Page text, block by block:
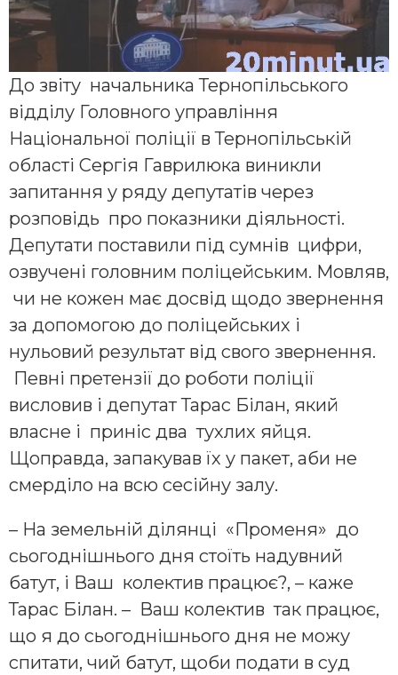
До звіту начальника Тернопільського
відділу Головного управління
Національної поліції в Тернопільській
області Сергія Гаврилюка виникли
запитання у ряду депутатів через
розповідь про показники діяльності.
Депутати поставили під сумнів цифри,
озвучені головним поліцейським. Мовляв,
чи не кожен має досвід щодо звернення
за допомогою до поліцейських і
нульовий результат від свого звернення.
Певні претензії до роботи поліції
висловив і депутат Тарас Білан, який
власне і приніс два тухлих яйця.
Щоправда, запакував їх у пакет, аби не
смерділо на всю сесійну залу.
– На земельній ділянці «Променя» до
сьогоднішнього дня стоїть надувний
батут, і Ваш колектив працює?, – каже
Тарас Білан. – Ваш колектив так працює,
що я до сьогоднішнього дня не можу
спитати, чий батут, щоби подати в суд